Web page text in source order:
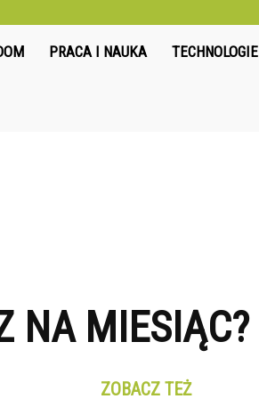
PRACA I NAUKA TECHNOLOGIE
NA MIESIĄC?
ZOBACZ TEŻ